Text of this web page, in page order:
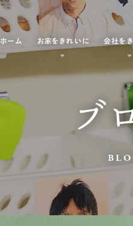
ホーム お家をきれいに 会社を
ブ